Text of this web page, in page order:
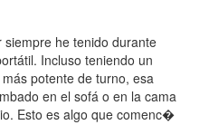
he tenido durante
Incluso teniendo un
potente de turno, esa
en el sofá o en la cama
Esto es algo que comenc�